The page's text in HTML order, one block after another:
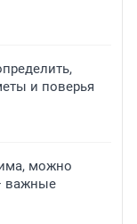
и поверья
можно
важные